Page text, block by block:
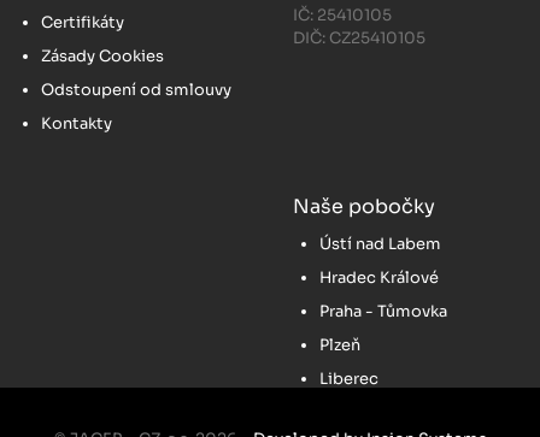
Certifikáty
Zásady Cookies
Odstoupení od smlouvy
Kontakty
IČ: 25410105
DIČ: CZ25410105
Naše pobočky
Ústí nad Labem
Hradec Králové
Praha - Tůmovka
Plzeň
Liberec